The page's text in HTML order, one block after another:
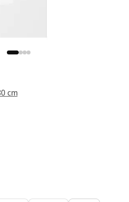
cm
Ud af 5 Stjerner. Anmeldelser i